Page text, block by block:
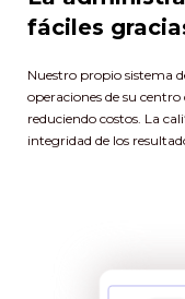
fáciles
Nuestro propio sistema
operaciones de su
reduciendo costos. La
integridad de los